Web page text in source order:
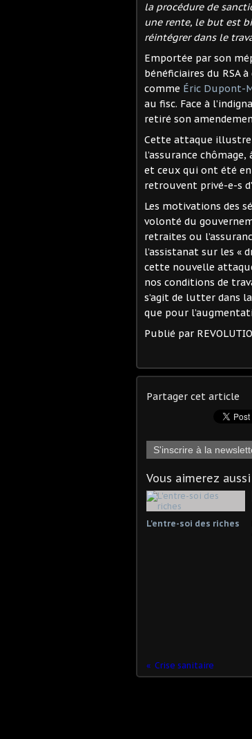
la procédure de
une rente, le but est
réintégrer dans le
Emportée par son
bénéficiaires du RSA
comme Éric Dupont-
au fisc. Face à
retiré son
Cette attaque illustre
l’assurance
et ceux qui ont été
retrouvent privé-e-s
Les motivations des
volonté du
retraites ou
l’assistanat sur les «
cette nouvelle
nos conditions de
s’agit de lutter dans
que pour
Publié par
Partager cet article
S'inscrire à la
Vous aimerez
L'entre-soi des riches
Crise sanitaire